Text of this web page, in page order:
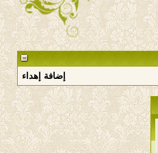
إضافة إهداء